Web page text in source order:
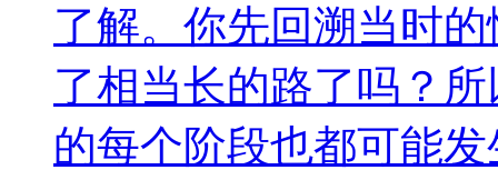
了解。你先回溯当时
了相当长的路了吗？
的每个阶段也都可能